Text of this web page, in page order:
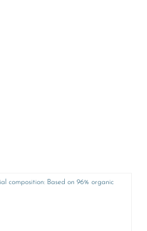
composition: Based on 96% organic